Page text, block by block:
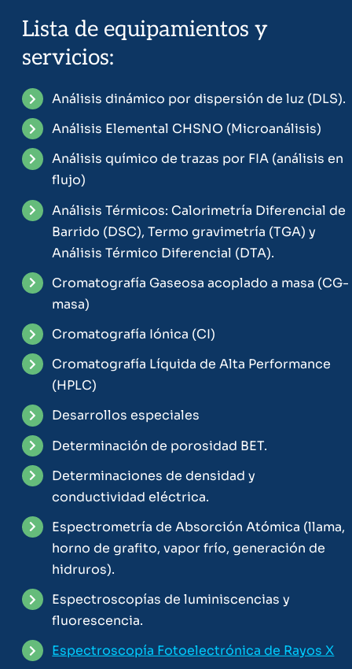
Lista de equipamientos y
servicios:
Análisis dinámico por dispersión de luz (DLS).
Análisis Elemental CHSNO (Microanálisis)
Análisis químico de trazas por FIA (análisis en
flujo)
Análisis Térmicos: Calorimetría Diferencial de
Barrido (DSC), Termo gravimetría (TGA) y
Análisis Térmico Diferencial (DTA).
Cromatografía Gaseosa acoplado a masa (CG-
masa)
Cromatografía Iónica (CI)
Cromatografía Líquida de Alta Performance
(HPLC)
Desarrollos especiales
Determinación de porosidad BET.
Determinaciones de densidad y
conductividad eléctrica.
Espectrometría de Absorción Atómica (llama,
horno de grafito, vapor frío, generación de
hidruros).
Espectroscopías de luminiscencias y
fluorescencia.
Espectroscopía Fotoelectrónica de Rayos X